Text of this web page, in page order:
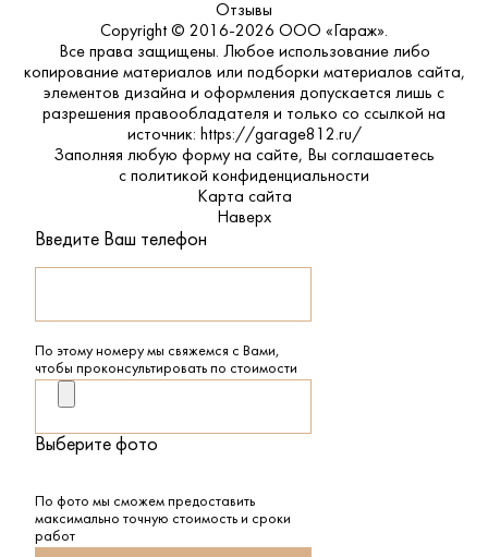
Отзывы
Copyright © 2016-2026 ООО «Гараж».
Все права защищены. Любое использование либо
копирование материалов или подборки материалов сайта,
элементов дизайна и оформления допускается лишь с
разрешения правообладателя и только со ссылкой на
источник: https://garage812.ru/
Заполняя любую форму на сайте, Вы соглашаетесь
с политикой конфиденциальности
Карта сайта
Наверх
Введите Ваш телефон
По этому номеру мы свяжемся с Вами,
чтобы проконсультировать по стоимости
Выберите фото
По фото мы сможем предоставить
максимально точную стоимость и сроки
работ